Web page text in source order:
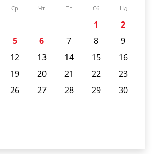
Ср Чт Пт Сб Нд
1
2
5 6 7 8
9
12 13 14 15
16
19 20 21 22
23
26 27 28 29
30